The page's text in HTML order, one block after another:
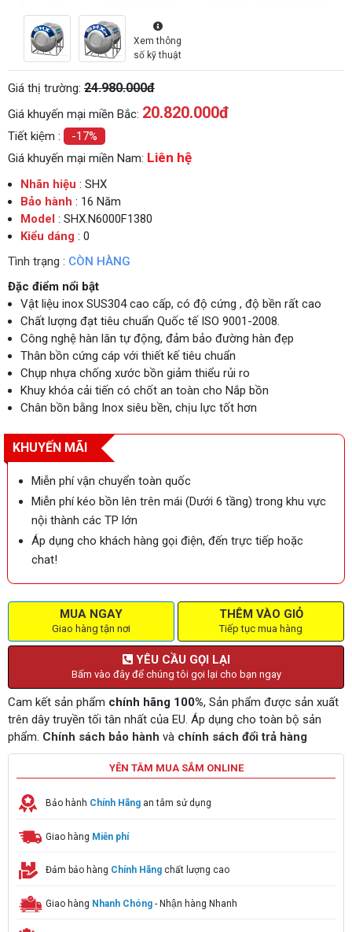
Xem thông
số kỹ thuật
Giá thị trường: 24.980.000đ
Giá khuyến mại miền Bắc: 20.820.000đ
Tiết kiệm :
-17%
Giá khuyến mại miền Nam: Liên hệ
Nhãn hiệu : SHX
Bảo hành : 16 Năm
Model : SHX.N6000F1380
Kiểu dáng : 0
Tình trạng : CÒN HÀNG
Đặc điểm nổi bật
Vật liệu inox SUS304 cao cấp, có độ cứng , độ bền rất cao
Chất lượng đạt tiêu chuẩn Quốc tế ISO 9001-2008.
Công nghệ hàn lăn tự động, đảm bảo đường hàn đẹp
Thân bồn cứng cáp với thiết kế tiêu chuẩn
Chụp nhựa chống xước bồn giảm thiểu rủi ro
Khuy khóa cải tiến có chốt an toàn cho Nắp bồn
Chân bồn bằng Inox siêu bền, chịu lực tốt hơn
KHUYẾN MÃI
Miễn phí vận chuyển toàn quốc
Miễn phí kéo bồn lên trên mái (Dưới 6 tầng) trong khu vực
nội thành các TP lớn
Áp dụng cho khách hàng gọi điện, đến trực tiếp hoặc
chat!
MUA NGAY
Giao hàng tận nơi
THÊM VÀO GIỎ
Tiếp tục mua hàng
YÊU CẦU GỌI LẠI
Bấm vào đây để chúng tôi gọi lại cho bạn ngay
Cam kết sản phẩm chính hãng 100%, Sản phẩm được sản xuất
trên dây truyền tối tân nhất của EU. Áp dụng cho toàn bộ sản
phẩm. Chính sách bảo hành và chính sách đổi trả hàng
YÊN TÂM MUA SẮM ONLINE
Bảo hành Chính Hãng an tâm sử dụng
Giao hàng Miễn phí
Đảm bảo hàng Chính Hãng chất lượng cao
Giao hàng Nhanh Chóng - Nhận hàng Nhanh